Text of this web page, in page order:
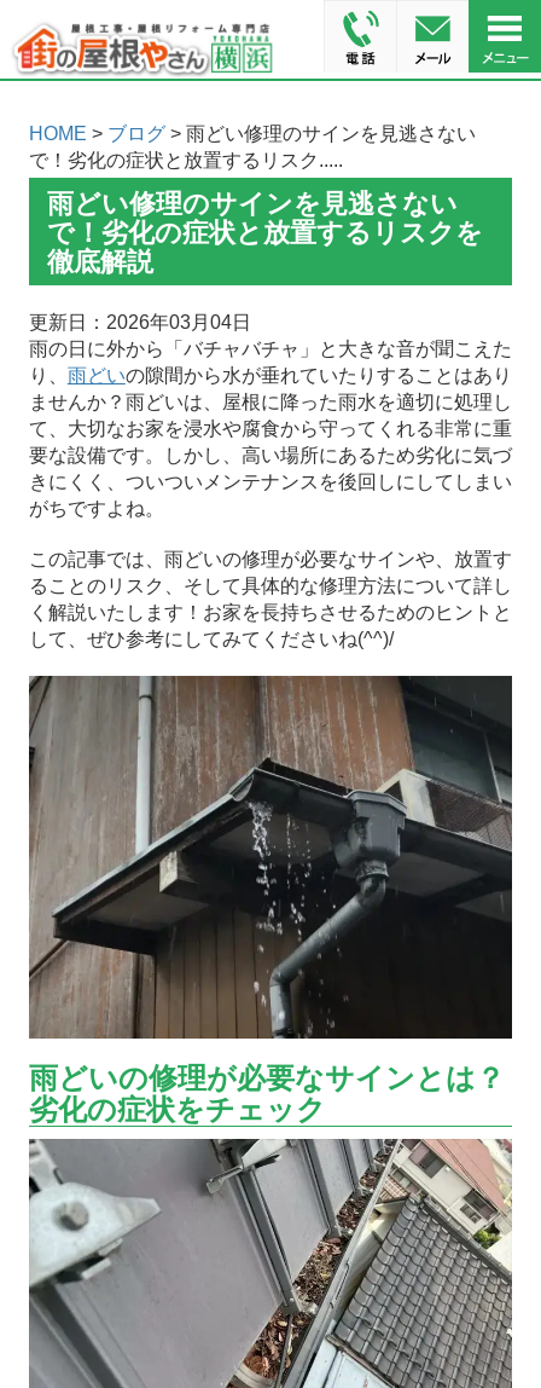
HOME > ブログ> 雨どい修理のサインを見逃さない
で！劣化の症状と放置するリスク.....
雨どい修理のサインを見逃さない
で！劣化の症状と放置するリスクを
徹底解説
更新日：2026年03月04日
雨の日に外から「バチャバチャ」と大きな音が聞こえた
り、 雨どいの隙間から水が垂れていたりすることはあり
ませんか？雨どいは、屋根に降った雨水を適切に処理し
て、大切なお家を浸水や腐食から守ってくれる非常に重
要な設備です。しかし、高い場所にあるため劣化に気づ
きにくく、ついついメンテナンスを後回しにしてしまい
がちですよね。
この記事では、雨どいの修理が必要なサインや、放置す
ることのリスク、そして具体的な修理方法について詳し
く解説いたします！お家を長持ちさせるためのヒントと
して、ぜひ参考にしてみてくださいね(^^)/
雨どいの修理が必要なサインとは？
劣化の症状をチェック